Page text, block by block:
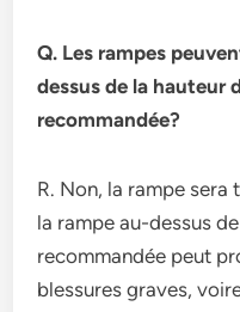
Q. Les rampes
dessus de la hauteur
recommandée?
R. Non, la rampe sera
la rampe au-dessus
recommandée peut
blessures graves,